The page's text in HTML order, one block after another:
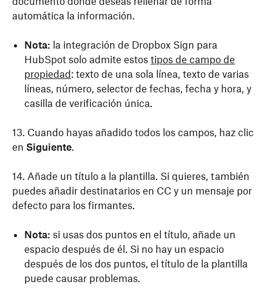
automática la información.
Nota: la integración de Dropbox Sign para
HubSpot solo admite estos tipos de campo de
propiedad : texto de una sola línea, texto de varias
líneas, número, selector de fechas, fecha y hora, y
casilla de verificación única.
13. Cuando hayas añadido todos los campos, haz clic
en Siguiente.
14. Añade un título a la plantilla. Si quieres, también
puedes añadir destinatarios en CC y un mensaje por
defecto para los firmantes.
Nota: si usas dos puntos en el título, añade un
espacio después de él. Si no hay un espacio
después de los dos puntos, el título de la plantilla
puede causar problemas.